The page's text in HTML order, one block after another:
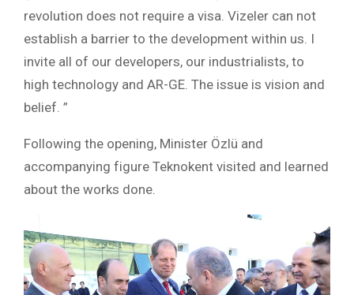
revolution does not require a visa. Vizeler can not
establish a barrier to the development within us. I
invite all of our developers, our industrialists, to
high technology and AR-GE. The issue is vision and
belief. ”
Following the opening, Minister Özlü and
accompanying figure Teknokent visited and learned
about the works done.